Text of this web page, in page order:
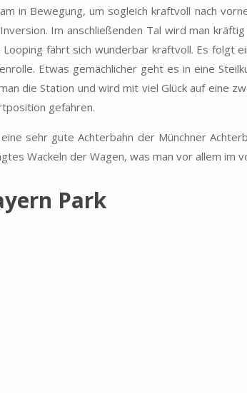
in Bewegung, um sogleich kraftvoll nach
Im anschließenden Tal wird man
Looping fährt sich wunderbar kraftvoll. Es folgt
Etwas gemächlicher geht es in eine
die Station und wird mit viel Glück auf eine
gefahren.
sehr gute Achterbahn der Münchner
Wackeln der Wagen, was man vor allem im
Park